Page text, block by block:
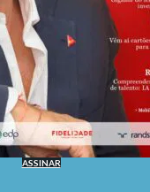
ASSINAR